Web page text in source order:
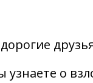
узнаете о